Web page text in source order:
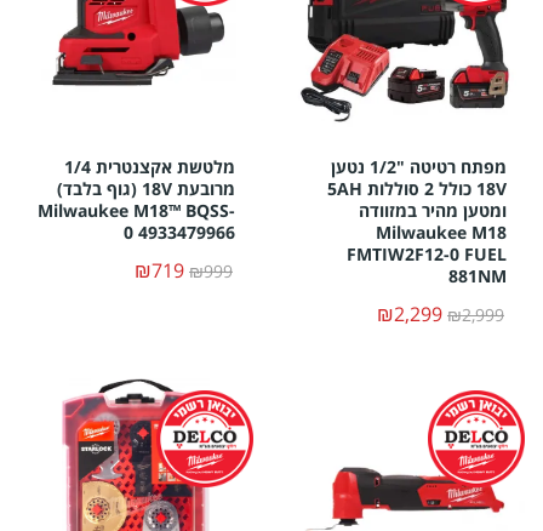
מפתח רטיטה "1/2 נטען
18V כולל 2 סוללות 5AH
ומטען מהיר במזוודה
Milwaukee M18
FMTIW2F12-0 FUEL
881NM
₪2,999
₪2,299
מלטשת אקצנטרית 1/4
מרובעת 18V (גוף בלבד)
Milwaukee M18™ BQSS-
0 4933479966
₪999
₪719